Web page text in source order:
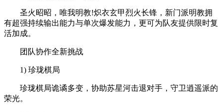
圣火昭昭，唯我明教!炽衣玄甲烈火长锋，新门派明教拥
有超强持续输出能力与单次爆发能力，更可为队友提供限时复
活加成。
团队协作全新挑战
1) 珍珑棋局
珍珑棋局诡谲多变，协助苏星河击退对手，守卫逍遥派的
荣光。